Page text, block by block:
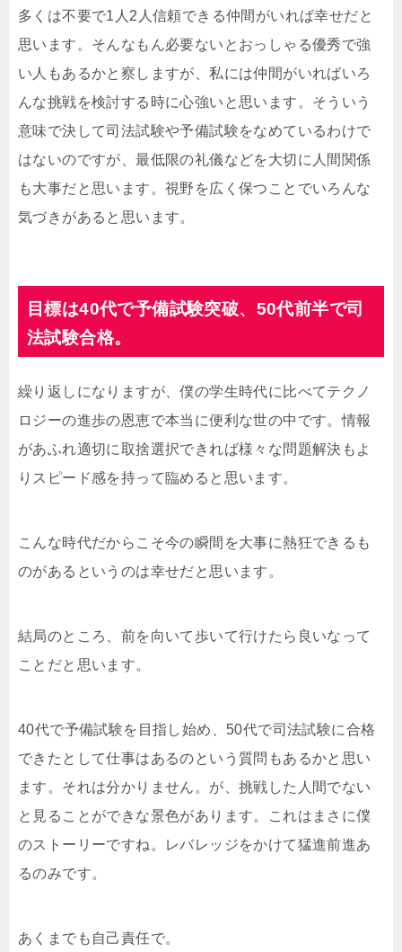
多くは不要で1人2人信頼できる仲間がいれば幸せだと
思います。そんなもん必要ないとおっしゃる優秀で強
い人もあるかと察しますが、私には仲間がいればいろ
んな挑戦を検討する時に心強いと思います。そういう
意味で決して司法試験や予備試験をなめているわけで
はないのですが、最低限の礼儀などを大切に人間関係
も大事だと思います。視野を広く保つことでいろんな
気づきがあると思います。
目標は40代で予備試験突破、50代前半で司
法試験合格。
繰り返しになりますが、僕の学生時代に比べてテクノ
ロジーの進歩の恩恵で本当に便利な世の中です。情報
があふれ適切に取捨選択できれば様々な問題解決もよ
りスピード感を持って臨めると思います。
こんな時代だからこそ今の瞬間を大事に熱狂できるも
のがあるというのは幸せだと思います。
結局のところ、前を向いて歩いて行けたら良いなって
ことだと思います。
40代で予備試験を目指し始め、50代で司法試験に合格
できたとして仕事はあるのという質問もあるかと思い
ます。それは分かりません。が、挑戦した人間でない
と見ることができな景色があります。これはまさに僕
のストーリーですね。レバレッジをかけて猛進前進あ
るのみです。
あくまでも自己責任で。